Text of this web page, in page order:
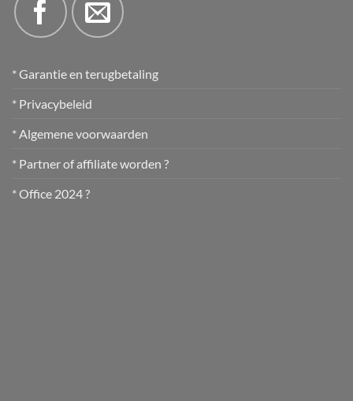
* Garantie en terugbetaling
* Privacybeleid
* Algemene voorwaarden
* Partner of affiliate worden ?
* Office 2024 ?